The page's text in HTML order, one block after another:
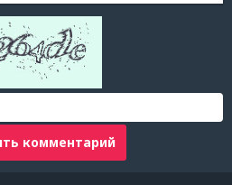
комментарий